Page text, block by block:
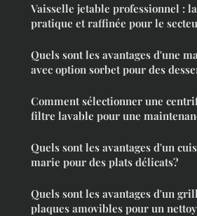
Vaisselle jetable professionnel :
pratique et raffinée pour le
Quels sont les avantages d'une
avec option sorbet pour des
Comment sélectionner une
filtre lavable pour une
Quels sont les avantages d'un
marie pour des plats délicats?
Quels sont les avantages d'un
plaques amovibles pour un